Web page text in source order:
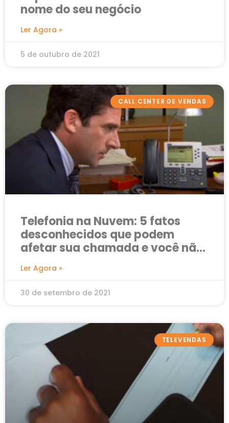
nome do seu negócio
Ler Agora »
5 de outubro de 2021
CALL CENTER DE VENDAS
Telefonia na Nuvem: 5 fatos
desconhecidos que podem
afetar sua chamada e você não
Ler Agora »
30 de setembro de 2021
TELEVENDAS